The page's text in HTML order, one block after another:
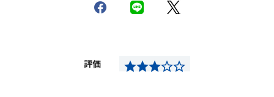
評価